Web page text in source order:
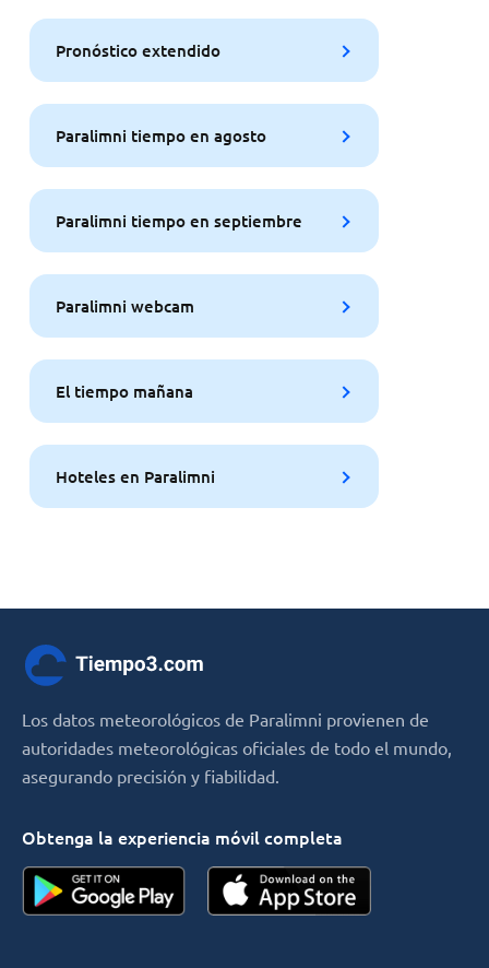
Pronóstico extendido
Paralimni tiempo en agosto
Paralimni tiempo en septiembre
Paralimni webcam
El tiempo mañana
Hoteles en Paralimni
Los datos meteorológicos de Paralimni provienen de
autoridades meteorológicas oficiales de todo el mundo,
asegurando precisión y fiabilidad.
Obtenga la experiencia móvil completa